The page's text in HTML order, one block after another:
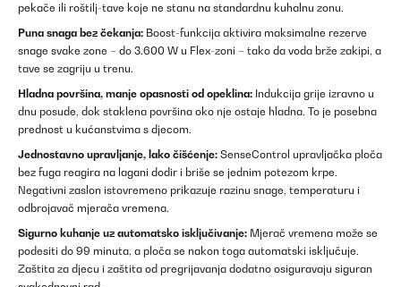
pekače ili roštilj-tave koje ne stanu na standardnu kuhalnu zonu.
Puna snaga bez čekanja: Boost-funkcija aktivira maksimalne rezerve
snage svake zone – do 3.600 W u Flex-zoni – tako da voda brže zakipi, a
tave se zagriju u trenu.
Hladna površina, manje opasnosti od opeklina: Indukcija grije izravno u
dnu posude, dok staklena površina oko nje ostaje hladna. To je posebna
prednost u kućanstvima s djecom.
Jednostavno upravljanje, lako čišćenje: SenseControl upravljačka ploča
bez fuga reagira na lagani dodir i briše se jednim potezom krpe.
Negativni zaslon istovremeno prikazuje razinu snage, temperaturu i
odbrojavač mjerača vremena.
Sigurno kuhanje uz automatsko isključivanje: Mjerač vremena može se
podesiti do 99 minuta, a ploča se nakon toga automatski isključuje.
Zaštita za djecu i zaštita od pregrijavanja dodatno osiguravaju siguran